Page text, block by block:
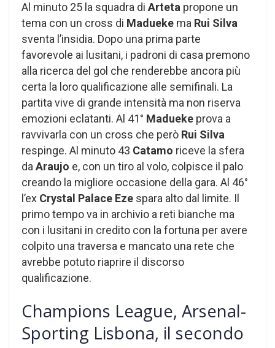
Al minuto 25 la squadra di Arteta propone un
tema con un cross di Madueke ma Rui Silva
sventa l’insidia. Dopo una prima parte
favorevole ai lusitani, i padroni di casa premono
alla ricerca del gol che renderebbe ancora più
certa la loro qualificazione alle semifinali. La
partita vive di grande intensità ma non riserva
emozioni eclatanti. Al 41° Madueke prova a
ravvivarla con un cross che però Rui Silva
respinge. Al minuto 43 Catamo riceve la sfera
da Araujo e, con un tiro al volo, colpisce il palo
creando la migliore occasione della gara. Al 46°
l’ex Crystal Palace Eze spara alto dal limite. Il
primo tempo va in archivio a reti bianche ma
con i lusitani in credito con la fortuna per avere
colpito una traversa e mancato una rete che
avrebbe potuto riaprire il discorso
qualificazione.
Champions League, Arsenal-
Sporting Lisbona, il secondo